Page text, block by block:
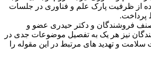
از ظرفیت پارک علم و فناوری در جلسات
پرداخت.
صنف فروشندگان و دکتر حیدری عضو و
نیز هر یک به تفصیل موضوعات جدی در
و تهدید های مرتبط در این مقوله را